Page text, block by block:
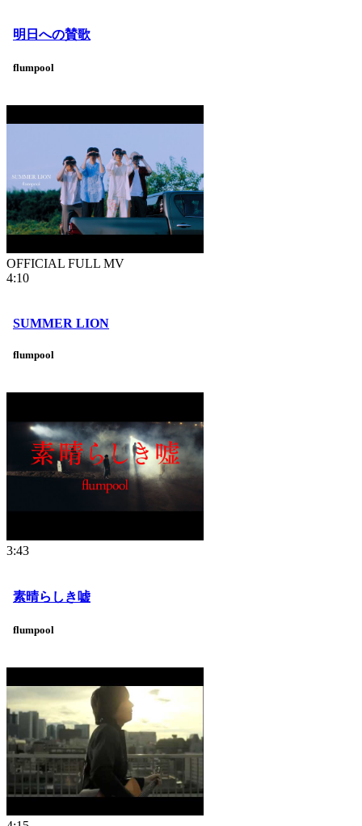
明日への賛歌
flumpool
OFFICIAL FULL MV
4:10
SUMMER LION
flumpool
3:43
素晴らしき嘘
flumpool